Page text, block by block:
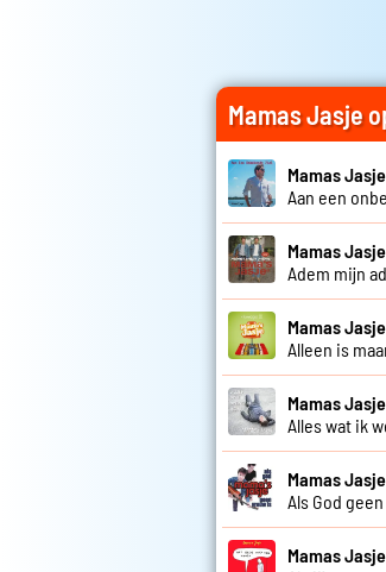
Mamas Jasje
Mamas Jasje
Aan een
Mamas Jasje
Adem mijn
Mamas Jasje
Alleen is
Mamas Jasje
Alles wat ik
Mamas Jasje
Als God
Mamas Jasje